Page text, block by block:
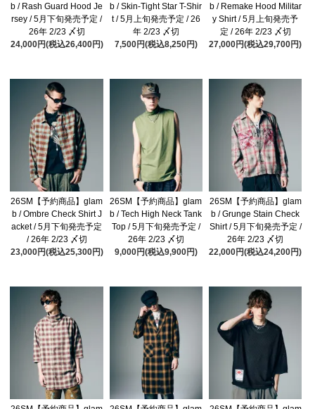
b / Rash Guard Hood Je
rsey / 5月下旬発売予定 /
26年 2/23 〆切
24,000円(税込26,400円)
b / Skin-Tight Star T-Shir
t / 5月上旬発売予定 / 26
年 2/23 〆切
7,500円(税込8,250円)
b / Remake Hood Militar
y Shirt / 5月上旬発売予
定 / 26年 2/23 〆切
27,000円(税込29,700円)
26SM【予約商品】glam
b / Ombre Check Shirt J
acket / 5月下旬発売予定
/ 26年 2/23 〆切
23,000円(税込25,300円)
26SM【予約商品】glam
b / Tech High Neck Tank
Top / 5月下旬発売予定 /
26年 2/23 〆切
9,000円(税込9,900円)
26SM【予約商品】glam
b / Grunge Stain Check
Shirt / 5月下旬発売予定 /
26年 2/23 〆切
22,000円(税込24,200円)